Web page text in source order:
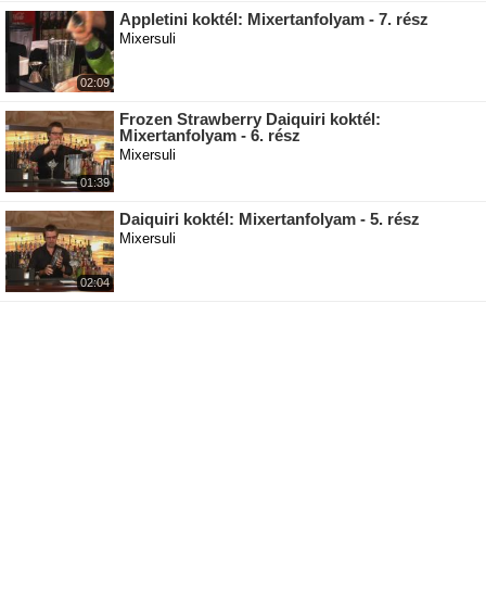
02:09
Appletini koktél: Mixertanfolyam - 7. rész
Mixersuli
01:39
Frozen Strawberry Daiquiri koktél:
Mixertanfolyam - 6. rész
Mixersuli
02:04
Daiquiri koktél: Mixertanfolyam - 5. rész
Mixersuli